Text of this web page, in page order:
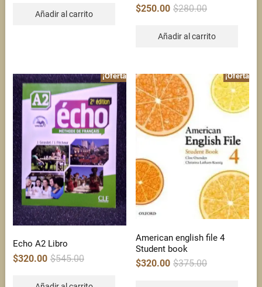
Añadir al carrito
$280.00
$250.00
Añadir al carrito
¡Oferta!
Echo A2 Libro
$545.00Original
$320.00
Current
¡Oferta!
American english file 4
Student book
$375.00Original
$320.00
Current